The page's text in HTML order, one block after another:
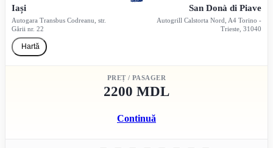
Iași
Autogara Transbus Codreanu, str.
Gării nr. 22
Hartă
San Donà di Piave
Autogrill Calstorta Nord, A4 Torino -
Trieste, 31040
PREȚ / PASAGER
2200 MDL
Continuă